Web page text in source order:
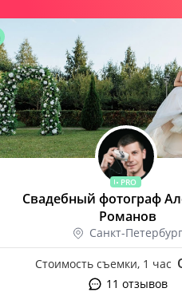
PRO
Свадебный фотограф
Романов
Санкт-Петербург
Стоимость съемки, 1 час
11 отзывов